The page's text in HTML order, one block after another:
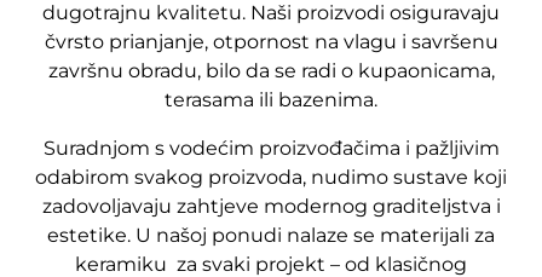
dugotrajnu kvalitetu. Naši proizvodi osiguravaju
čvrsto prianjanje, otpornost na vlagu i savršenu
završnu obradu, bilo da se radi o kupaonicama,
terasama ili bazenima.
Suradnjom s vodećim proizvođačima i pažljivim
odabirom svakog proizvoda, nudimo sustave koji
zadovoljavaju zahtjeve modernog graditeljstva i
estetike. U našoj ponudi nalaze se materijali za
keramiku za svaki projekt – od klasičnog